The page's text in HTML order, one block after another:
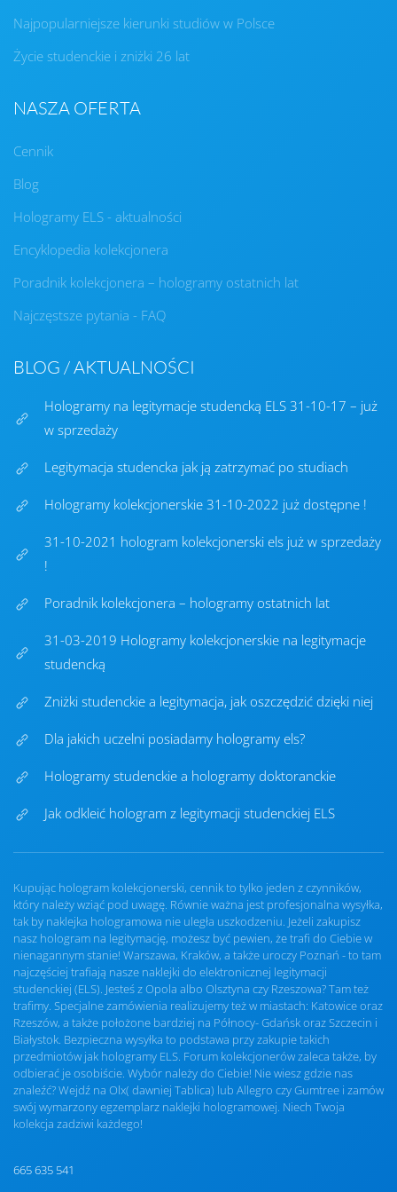
Najpopularniejsze kierunki studiów w Polsce
Życie studenckie i zniżki 26 lat
NASZA OFERTA
Cennik
Blog
Hologramy ELS - aktualności
Encyklopedia kolekcjonera
Poradnik kolekcjonera – hologramy ostatnich lat
Najczęstsze pytania - FAQ
BLOG / AKTUALNOŚCI
Hologramy na legitymacje studencką ELS 31-10-17 – już
w sprzedaży
Legitymacja studencka jak ją zatrzymać po studiach
Hologramy kolekcjonerskie 31-10-2022 już dostępne !
31-10-2021 hologram kolekcjonerski els już w sprzedaży
!
Poradnik kolekcjonera – hologramy ostatnich lat
31-03-2019 Hologramy kolekcjonerskie na legitymacje
studencką
Zniżki studenckie a legitymacja, jak oszczędzić dzięki niej
Dla jakich uczelni posiadamy hologramy els?
Hologramy studenckie a hologramy doktoranckie
Jak odkleić hologram z legitymacji studenckiej ELS
Kupując hologram kolekcjonerski, cennik to tylko jeden z czynników,
który należy wziąć pod uwagę. Równie ważna jest profesjonalna wysyłka,
tak by naklejka hologramowa nie uległa uszkodzeniu. Jeżeli zakupisz
nasz hologram na legitymację, możesz być pewien, że trafi do Ciebie w
nienagannym stanie! Warszawa, Kraków, a także uroczy Poznań - to tam
najczęściej trafiają nasze naklejki do elektronicznej legitymacji
studenckiej (ELS). Jesteś z Opola albo Olsztyna czy Rzeszowa? Tam też
trafimy. Specjalne zamówienia realizujemy też w miastach: Katowice oraz
Rzeszów, a także położone bardziej na Północy- Gdańsk oraz Szczecin i
Białystok. Bezpieczna wysyłka to podstawa przy zakupie takich
przedmiotów jak hologramy ELS. Forum kolekcjonerów zaleca także, by
odbierać je osobiście. Wybór należy do Ciebie! Nie wiesz gdzie nas
znaleźć? Wejdź na Olx( dawniej Tablica) lub Allegro czy Gumtree i zamów
swój wymarzony egzemplarz naklejki hologramowej. Niech Twoja
kolekcja zadziwi każdego!
665 635 541